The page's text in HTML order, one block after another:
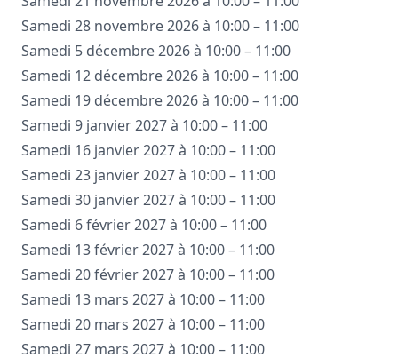
Samedi 28 novembre 2026 à 10:00 – 11:00
Samedi 5 décembre 2026 à 10:00 – 11:00
Samedi 12 décembre 2026 à 10:00 – 11:00
Samedi 19 décembre 2026 à 10:00 – 11:00
Samedi 9 janvier 2027 à 10:00 – 11:00
Samedi 16 janvier 2027 à 10:00 – 11:00
Samedi 23 janvier 2027 à 10:00 – 11:00
Samedi 30 janvier 2027 à 10:00 – 11:00
Samedi 6 février 2027 à 10:00 – 11:00
Samedi 13 février 2027 à 10:00 – 11:00
Samedi 20 février 2027 à 10:00 – 11:00
Samedi 13 mars 2027 à 10:00 – 11:00
Samedi 20 mars 2027 à 10:00 – 11:00
Samedi 27 mars 2027 à 10:00 – 11:00